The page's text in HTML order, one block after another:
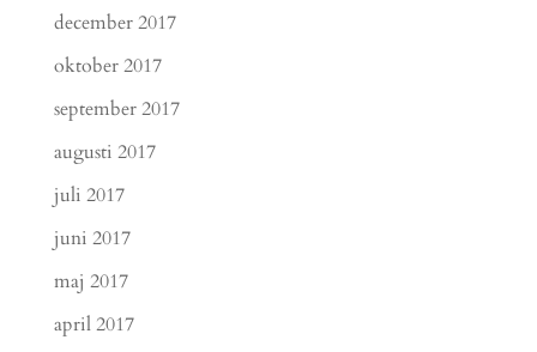
december 2017
oktober 2017
september 2017
augusti 2017
juli 2017
juni 2017
maj 2017
april 2017